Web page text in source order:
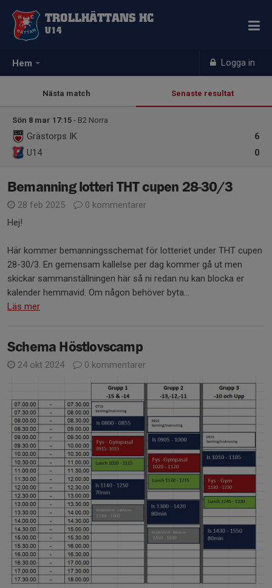
Hem Logga in
TROLLHÄTTANS HC
U14
Nästa match Senaste resultat
Sön 8 mar 17:15 - B2 Norra
6
Grästorps IK
0
U14
Bemanning lotteri THT cupen 28-30/3
28 feb 2025
0 kommentarer
Hej!
Här kommer bemanningsschemat för lotteriet under THT cupen
28-30/3. En gemensam kallelse per dag kommer gå ut men
skickar sammanställningen här så ni redan nu kan blocka er
kalender hemmavid. Om någon behöver byta...
Läs mer
Schema Höstlovscamp
24 okt 2024 0 kommentarer